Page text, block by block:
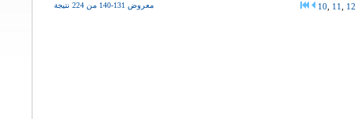
معروض 131-140 من 224 نتيجة 10 11 12